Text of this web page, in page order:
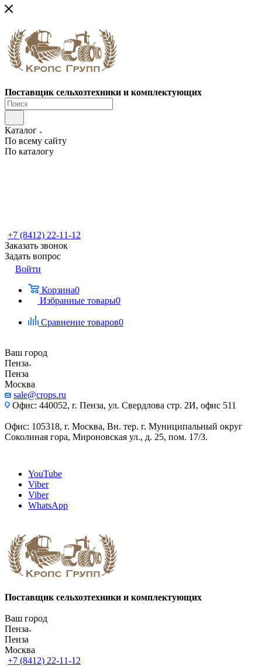
Поставщик сельхозтехники и комплектующих
Каталог
По всему сайту
По каталогу
+7 (8412) 22-11-12
Заказать звонок
Задать вопрос
Войти
Корзина0
Избранные товары0
Сравнение товаров0
Ваш город
Пенза
Пенза
Москва
sale@crops.ru
Офис: 440052, г. Пенза, ул. Свердлова стр. 2И, офис 511
Офис: 105318, г. Москва, Вн. тер. г. Муниципальный округ
Соколиная гора, Мироновская ул., д. 25, пом. 17/3.
YouTube
Viber
Viber
WhatsApp
Поставщик сельхозтехники и комплектующих
Ваш город
Пенза
Пенза
Москва
+7 (8412) 22-11-12